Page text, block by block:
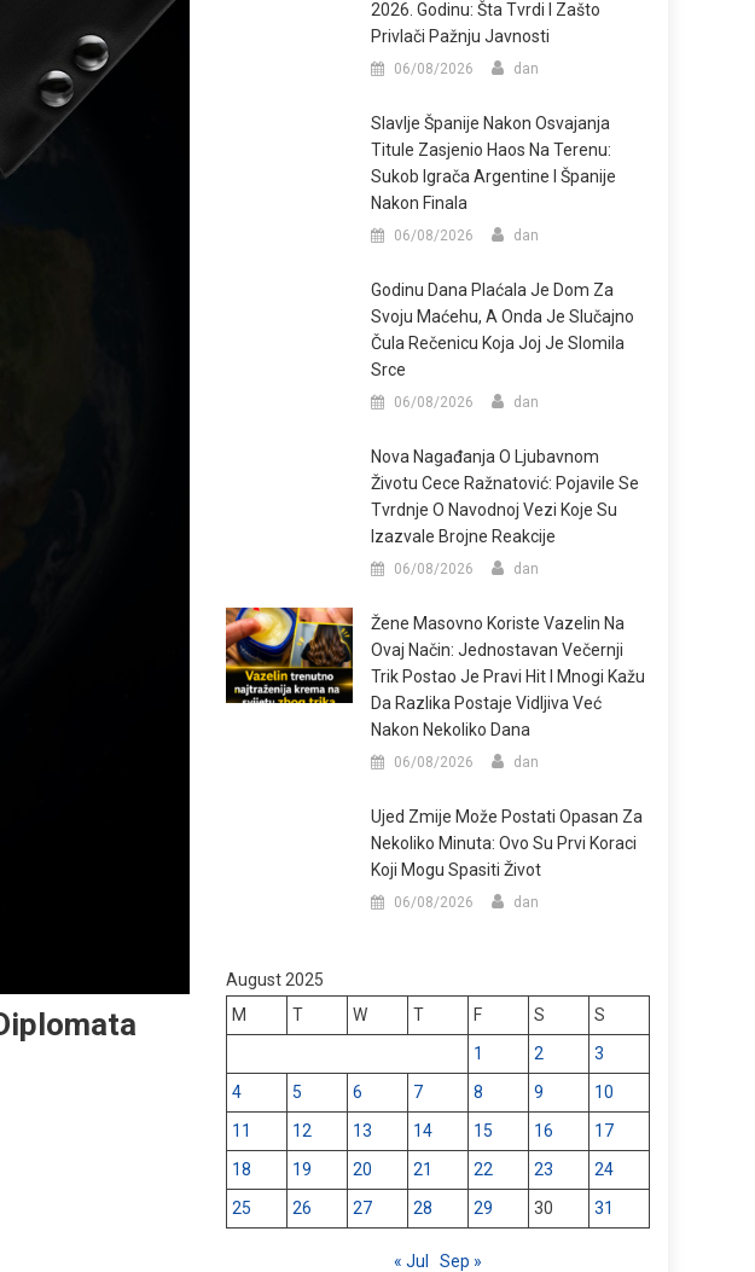
2026. Godinu: Šta Tvrdi I Zašto
Privlači Pažnju Javnosti
06/08/2026 dan
Slavlje Španije Nakon Osvajanja
Titule Zasjenio Haos Na Terenu:
Sukob Igrača Argentine I Španije
Nakon Finala
06/08/2026 dan
Godinu Dana Plaćala Je Dom Za
Svoju Maćehu, A Onda Je Slučajno
Čula Rečenicu Koja Joj Je Slomila
Srce
06/08/2026 dan
Nova Nagađanja O Ljubavnom
Životu Cece Ražnatović: Pojavile Se
Tvrdnje O Navodnoj Vezi Koje Su
Izazvale Brojne Reakcije
06/08/2026 dan
Žene Masovno Koriste Vazelin Na
Ovaj Način: Jednostavan Večernji
Trik Postao Je Pravi Hit I Mnogi Kažu
Da Razlika Postaje Vidljiva Već
Nakon Nekoliko Dana
06/08/2026 dan
Ujed Zmije Može Postati Opasan Za
Nekoliko Minuta: Ovo Su Prvi Koraci
Koji Mogu Spasiti Život
06/08/2026 dan
August 2025
M
T W T F S
S
1
2
3
4
5 6 7 8 9
10
11
12 13 14 15 16
17
18
19 20 21 22 23
24
25
26 27 28 29 30 31
« Jul Sep »